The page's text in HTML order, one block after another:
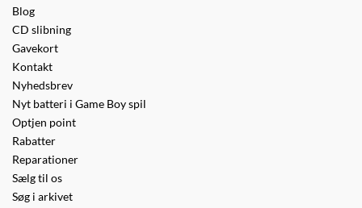
Blog
CD slibning
Gavekort
Kontakt
Nyhedsbrev
Nyt batteri i Game Boy spil
Optjen point
Rabatter
Reparationer
Sælg til os
Søg i arkivet